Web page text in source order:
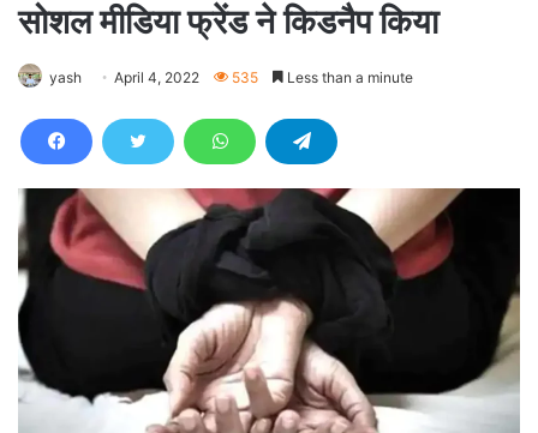
सोशल मीडिया फ्रेंड ने किडनैप किया
yash April 4, 2022 535 Less than a minute